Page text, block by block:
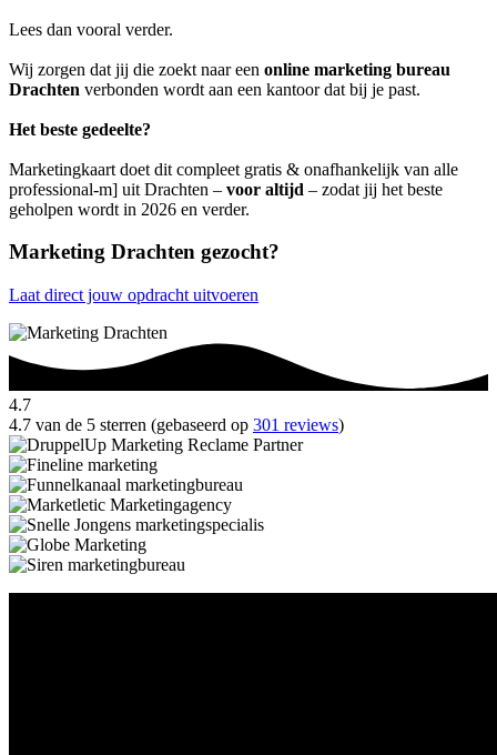
Lees dan vooral verder.
Wij zorgen dat jij die zoekt naar een online marketing bureau
Drachten verbonden wordt aan een kantoor dat bij je past.
Het beste gedeelte?
Marketingkaart doet dit compleet gratis & onafhankelijk van alle
professional-m] uit Drachten – voor altijd – zodat jij het beste
geholpen wordt in 2026 en verder.
Marketing Drachten gezocht?
Laat direct jouw opdracht uitvoeren
4.7
4.7 van de 5 sterren (gebaseerd op 301 reviews)